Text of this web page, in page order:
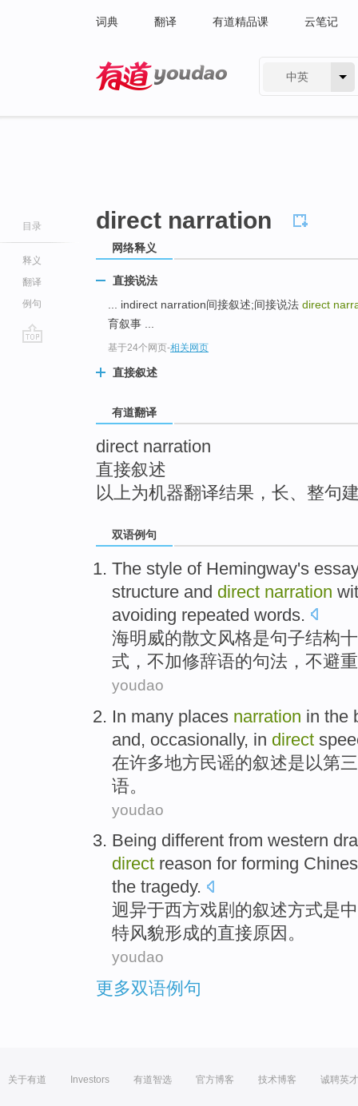
词典 翻译 有道精品课 云笔记
中英
目录
释义
翻译
例句
direct narration
网络释义
直接说法
... indirect narration间接叙述;间接说法 direct
育叙事 ...
基于24个网页-相关网页
直接叙述
有道翻译
direct narration
直接叙述
以上为机器翻译结果，长、整句
双语例句
The style of Hemingway's
structure and direct narration
avoiding repeated words.
海明威的散文风格是句子结构
式， 不加修辞语的句法 ，不避
youdao
In many places narration in the
and, occasionally, in direct
在许多地方民谣的叙述是以第三
语。
youdao
Being different from western
direct reason for forming
the tragedy.
迥异于西方戏剧 的叙述方式是
特风貌形成的直接原因 。
youdao
更多双语例句
关于有道 Investors 有道智选 官方博客 技术博客 诚聘英才